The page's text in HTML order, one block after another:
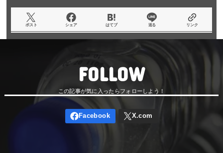
ポスト シェア はてブ 送る リンク
FOLLOW